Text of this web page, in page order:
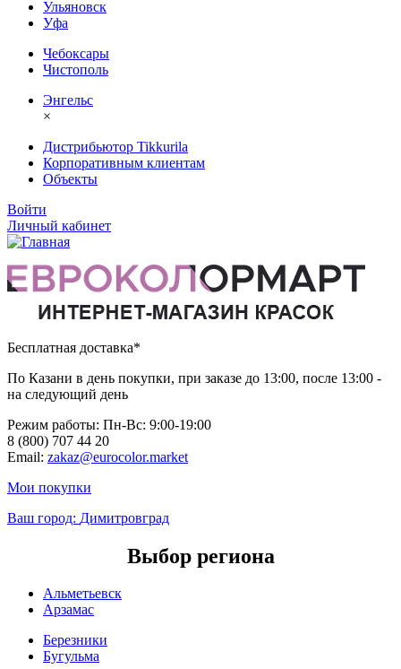
Ульяновск
Уфа
Чебоксары
Чистополь
Энгельс
×
Дистрибьютор Tikkurila
Корпоративным клиентам
Объекты
Войти
Личный кабинет
Бесплатная доставка*
По Казани в день покупки, при заказе до 13:00, после 13:00 -
на следующий день
Режим работы: Пн-Вc: 9:00-19:00
8 (800) 707 44 20
Email: zakaz@eurocolor.market
Мои покупки
Ваш город: Димитровград
Выбор региона
Альметьевск
Арзамас
Березники
Бугульма